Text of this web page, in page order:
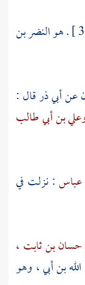
النضر بن
أبي ذرقال :
بن أبي طالب
عباس: نزلت في
حسان بن ثابت ،
بن أبي ، وهو